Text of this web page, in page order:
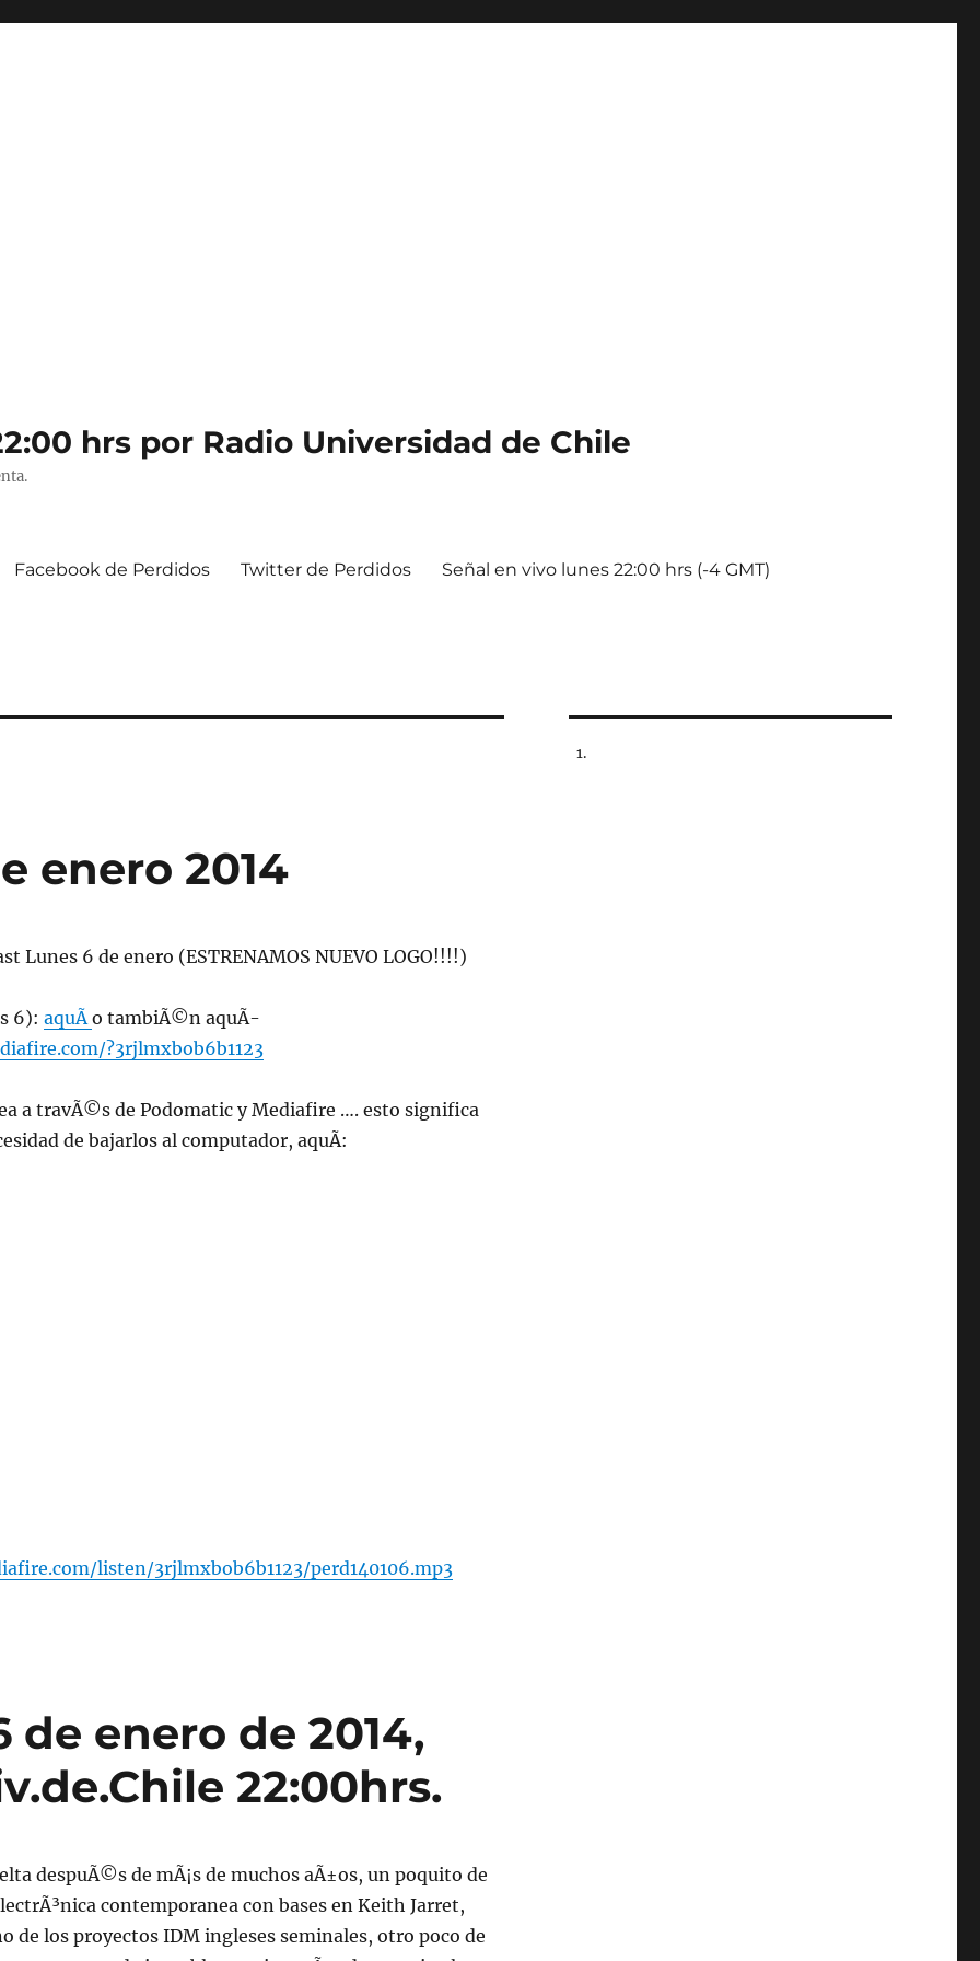
hrs por Radio Universidad de Chile
Facebook de Perdidos Twitter de Perdidos Señal en vivo lunes 22:00 hrs (-4 GMT)
enero 2014
Lunes 6 de enero (ESTRENAMOS NUEVO LOGO!!!!)
6): aquÃ­o tambiÃ©n aquÃ­
?3rjlmxbob6b1123
a travÃ©s de Podomatic y Mediafire …. esto significa
de bajarlos al computador, aquÃ­:
listen/3rjlmxbob6b1123/perd140106.mp3
de enero de 2014,
22:00hrs.
despuÃ©s de mÃ¡s de muchos aÃ±os, un poquito de
contemporanea con bases en Keith Jarret,
de los proyectos IDM ingleses seminales, otro poco de